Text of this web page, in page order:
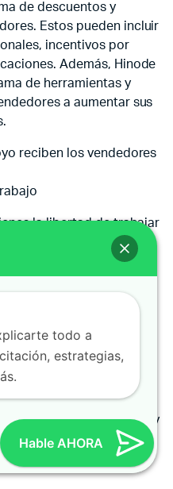
de descuentos y
Estos pueden incluir
incentivos por
Además, Hinode
de herramientas y
a aumentar sus
reciben los vendedores
la libertad de trabajar
conveniente. Puedes
y organizar tu
adaptarse a tus
vendedor de Hinode es
de tus esfuerzos
la oportunidad de ganar
ofrece incentivos y
más exitosos para
todo a
estrategias,
Hable AHORA